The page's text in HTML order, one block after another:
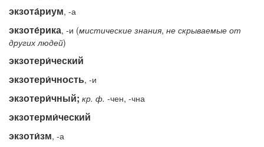
экзота́риум, -а
экзоте́рика, -и (мистические знания, не скрываемые от
других людей)
экзотери́ческий
экзотери́чность, -и
экзотери́чный; кр. ф. -чен, -чна
экзотерми́ческий
экзоти́зм, -а